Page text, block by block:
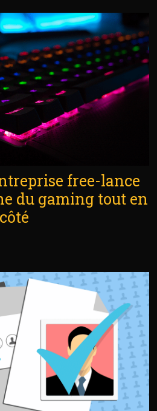
free-lance
du gaming tout en